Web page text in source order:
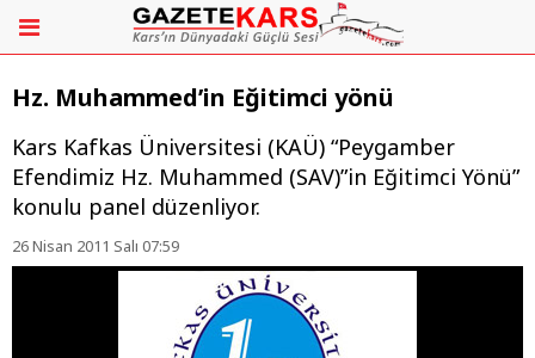
Hz. Muhammed’in Eğitimci yönü
Kars Kafkas Üniversitesi (KAÜ) “Peygamber
Efendimiz Hz. Muhammed (SAV)”in Eğitimci Yönü”
konulu panel düzenliyor.
26 Nisan 2011 Salı 07:59